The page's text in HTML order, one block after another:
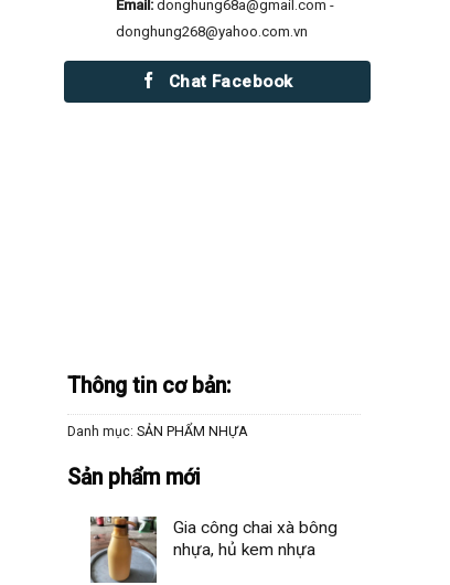
Email: donghung68a@gmail.com -
donghung268@yahoo.com.vn
Chat Facebook
Thông tin cơ bản:
Danh mục:SẢN PHẨM NHỰA
Sản phẩm mới
Gia công chai xà bông
nhựa, hủ kem nhựa